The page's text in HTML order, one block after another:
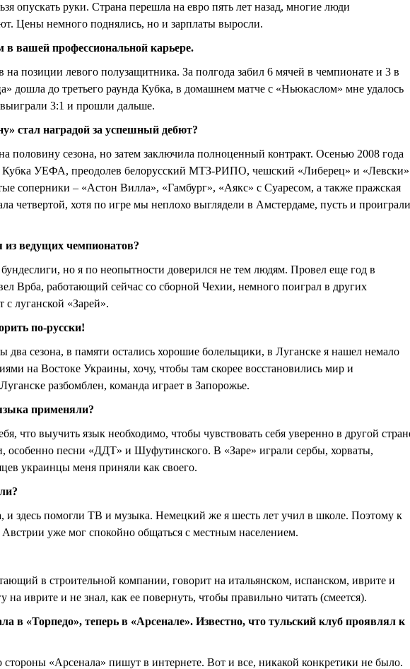
опускать руки. Страна перешла на евро пять лет назад, многие люди
Цены немного поднялись, но и зарплаты выросли.
вашей профессиональной карьере.
на позиции левого полузащитника. За полгода забил 6 мячей в чемпионате и 3 в
дошла до третьего раунда Кубка, в домашнем матче с «Ньюкаслом» мне удалось
3:1 и прошли дальше.
стал наградой за успешный дебют?
половину сезона, но затем заключила полноценный контракт. Осенью 2008 года
Кубка УЕФА, преодолев белорусский МТЗ-РИПО, чешский «Либерец» и «Левски»
соперники – «Астон Вилла», «Гамбург», «Аякс» с Суаресом, а также пражская
четвертой, хотя по игре мы неплохо выглядели в Амстердаме, пусть и проиграли
из ведущих чемпионатов?
но я по неопытности доверился не тем людям. Провел еще год в
Врба, работающий сейчас со сборной Чехии, немного поиграл в других
с луганской «Зарей».
по-русски!
сезона, в памяти остались хорошие болельщики, в Луганске я нашел немало
на Востоке Украины, хочу, чтобы там скорее восстановились мир и
разбомблен, команда играет в Запорожье.
применяли?
что выучить язык необходимо, чтобы чувствовать себя уверенно в другой
особенно песни «ДДТ» и Шуфутинского. В «Заре» играли сербы, хорваты,
украинцы меня приняли как своего.
и здесь помогли ТВ и музыка. Немецкий же я шесть лет учил в школе. Поэтому к
уже мог спокойно общаться с местным населением.
в строительной компании, говорит на итальянском, испанском, иврите и
иврите и не знал, как ее повернуть, чтобы правильно читать (смеется).
в «Торпедо», теперь в «Арсенале». Известно, что тульский клуб проявлял к
стороны «Арсенала» пишут в интернете. Вот и все, никакой конкретики не было.